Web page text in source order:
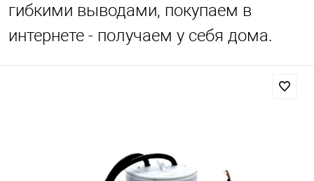
гибкими выводами, покупаем в
интернете - получаем у себя дома.